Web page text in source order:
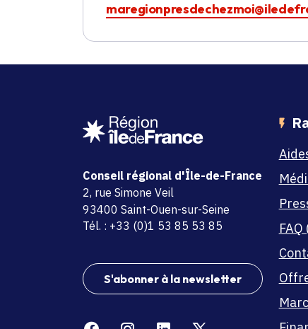
Conseil régional d'Île-de-France
adresse
2, rue Simone Veil
code postal et commune
93400 Saint-Ouen-sur-Seine
Tél. : +33 (0)1 53 85 53 85
S'abonner à la newsletter